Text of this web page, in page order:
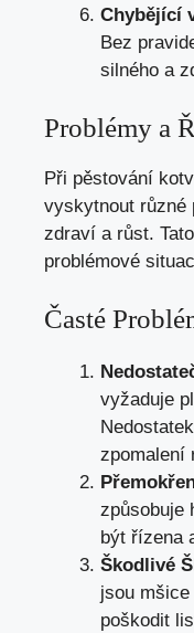
Chybějící
Bez
silného a
Problémy a
Při pěstování
vyskytnout různé
zdraví a růst.
problémové
Časté
vyžaduje
zpomalení
způsobuje
být řízena
Škodlivé
jsou
poškodit